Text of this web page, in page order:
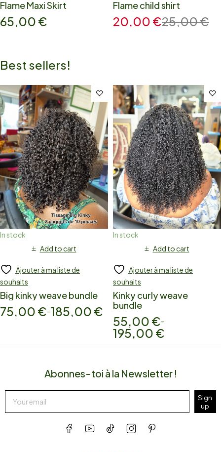
Flame Maxi Skirt
65,00 €
Flame child shirt
25,00€
20,00 €
Best sellers!
In stock
Add to cart
Ajouter à ma liste de
souhaits
Big kinky weave bundle
75,00 €–185,00 €
In stock
Add to cart
Ajouter à ma liste de
souhaits
Kinky curly weave
bundle
55,00 €–
195,00 €
Abonnes-toi à la Newsletter !
Sign
up